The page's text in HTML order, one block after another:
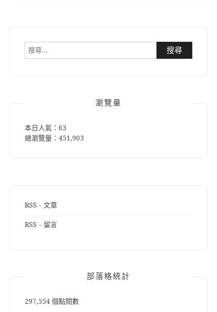
搜
瀏覽量
本日人氣：63
總瀏覽量：451,903
RSS - 文章
RSS - 留言
部落格統計
297,554 個點閱數